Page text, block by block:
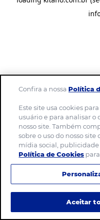
Confira a nossaPolítica
Este site usa cookies
usuário e para analisar o
nosso site. Também
sobre o uso do nosso site
mídia social, publicidade
Política de Cookies
Aceitar